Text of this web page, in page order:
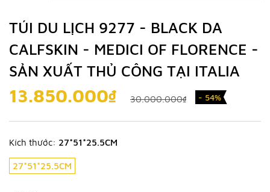
TÚI DU LỊCH 9277 - BLACK DA
CALFSKIN - MEDICI OF FLORENCE -
SẢN XUẤT THỦ CÔNG TẠI ITALIA
13.850.000₫ 30.000.000₫ - 54%
Kích thước: 27*51*25.5CM
27*51*25.5CM